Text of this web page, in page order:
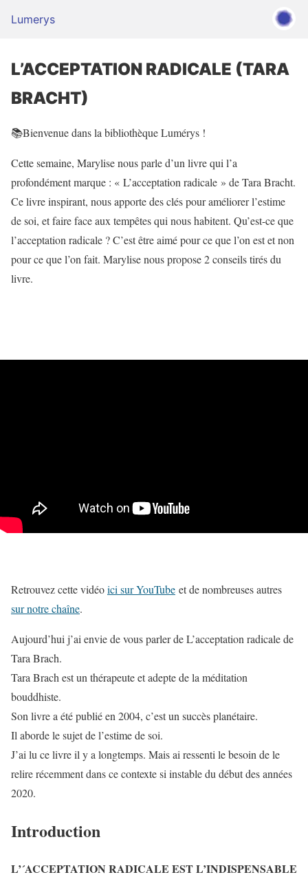
Lumerys
L’ACCEPTATION RADICALE (TARA
BRACHT)
📚Bienvenue dans la bibliothèque Lumérys !
Cette semaine, Marylise nous parle d’un livre qui l’a
profondément marque : « L’acceptation radicale » de Tara Bracht.
Ce livre inspirant, nous apporte des clés pour améliorer l’estime
de soi, et faire face aux tempêtes qui nous habitent. Qu’est-ce que
l’acceptation radicale ? C’est être aimé pour ce que l’on est et non
pour ce que l’on fait. Marylise nous propose 2 conseils tirés du
livre.
Retrouvez cette vidéoici sur YouTube et de nombreuses autres
sur notre chaîne.
Aujourd’hui j’ai envie de vous parler de L’acceptation radicale de
Tara Brach.
Tara Brach est un thérapeute et adepte de la méditation
bouddhiste.
Son livre a été publié en 2004, c’est un succès planétaire.
Il aborde le sujet de l’estime de soi.
J’ai lu ce livre il y a longtemps. Mais ai ressenti le besoin de le
relire récemment dans ce contexte si instable du début des années
2020.
Introduction
L’´ACCEPTATION RADICALE EST L’INDISPENSABLE